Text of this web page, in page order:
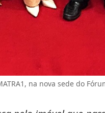
na nova sede do